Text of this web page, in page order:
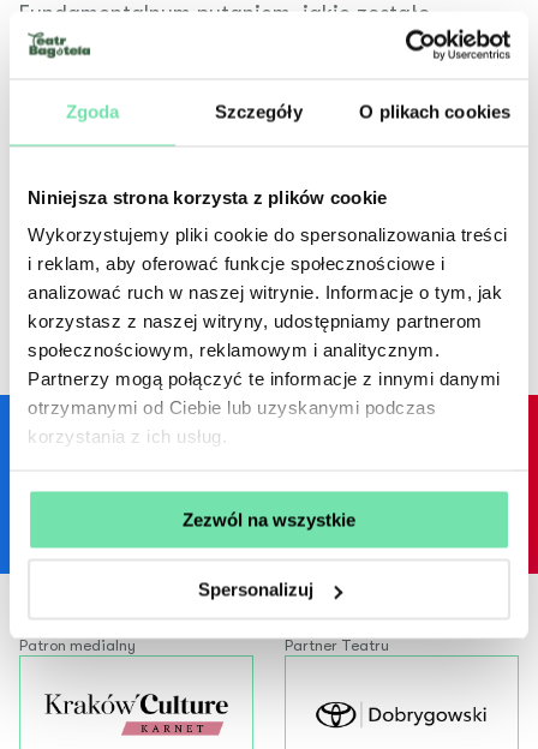
Zgoda Szczegóły O plikach cookies
Niniejsza strona korzysta z plików cookie
Wykorzystujemy pliki cookie do spersonalizowania treści
i reklam, aby oferować funkcje społecznościowe i
analizować ruch w naszej witrynie. Informacje o tym, jak
korzystasz z naszej witryny, udostępniamy partnerom
społecznościowym, reklamowym i analitycznym.
Partnerzy mogą połączyć te informacje z innymi danymi
otrzymanymi od Ciebie lub uzyskanymi podczas
korzystania z ich usług.
Zezwól na wszystkie
Spersonalizuj
Fundamentalnym pytaniem, jakie zostało
postawione przy realizacji tragedii, jest pytanie
mityczna miłość ma szanse. Okazuje się bowiem,
że we współczesnym, teoretycznie tolerancyjnym,
problemem.
Premiera:5 kwietnia 2007, Scena na Sarego 7
Spektakl prezentowanydo maja 2014
YouTube
Patron medialny Partner Teatru